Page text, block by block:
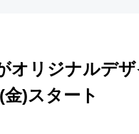
オリジナルデ
)スタート